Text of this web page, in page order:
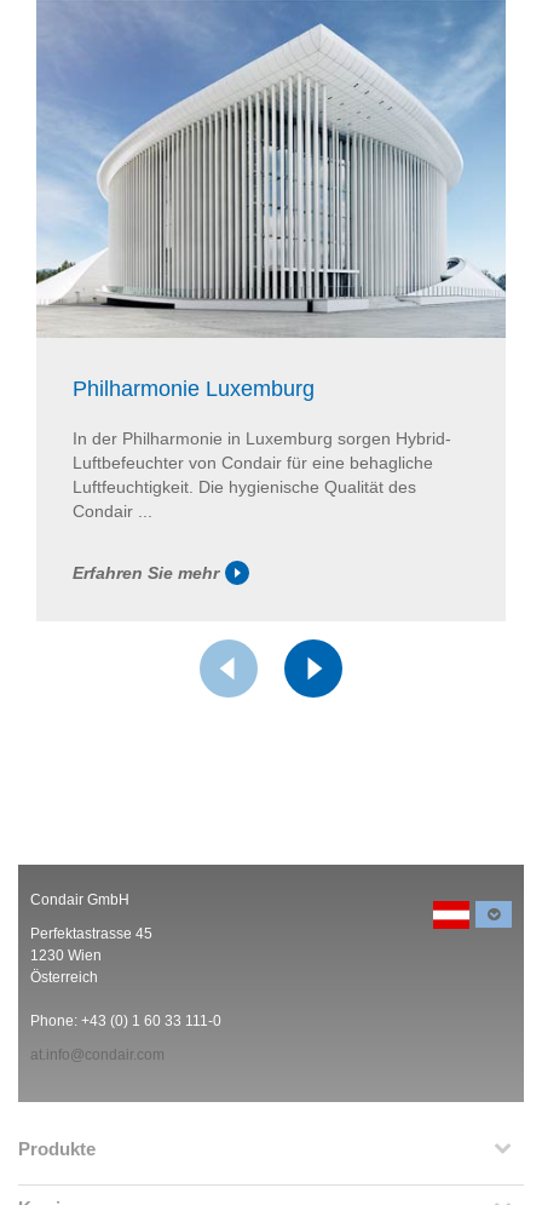
Philharmonie Luxemburg
In der Philharmonie in Luxemburg sorgen Hybrid-
Luftbefeuchter von Condair für eine behagliche
Luftfeuchtigkeit. Die hygienische Qualität des
Condair ...
Erfahren Sie mehr
Condair GmbH
Perfektastrasse 45
1230 Wien
Österreich
Phone: +43 (0) 1 60 33 111-0
at.info@condair.com
Produkte